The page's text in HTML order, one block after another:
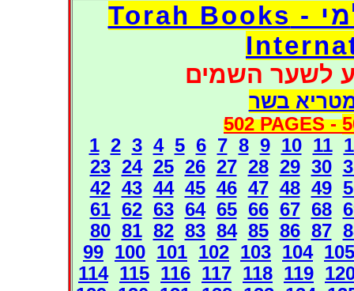
דפי אוצר הספרים העולמי - Torah Books
לשער השמים
בשר
502 PAGES -
1 2 3 4 5 6 7 8 9 10 11
23 24 25 26 27 28 29 30
42 43 44 45 46 47 48 49
61 62 63 64 65 66 67 68
80 81 82 83 84 85 86 87
99 100 101 102 103 104 105
114 115 116 117 118 119